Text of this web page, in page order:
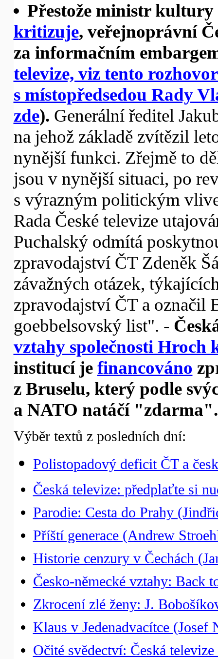
Přestože ministr kultury
kritizuje, veřejnoprávní
za informačním
televize, viz tento
s místopředsedou Rady
zde). Generální ředitel
na jehož základě zvítězil
nynější funkci. Zřejmě to
jsou v nynější situaci, po
s výrazným politickým
Rada České televize
Puchalský odmítá
zpravodajství ČT Zdeněk
závažných otázek,
zpravodajství ČT a označil
goebbelsovský list". -
vztahy společnosti Hroch
institucí je financováno
z Bruselu, který podle
a NATO natáčí "zdarma".
Výběr textů z posledních dní:
Polistopadový deficit ČT a
Česká televize: předplaťte si
Parodie: Cesta do Prahy
Příští generace (Andrew
Historie cenzury v Čechách
Česko-německé vztahy: Back
Zkrocení zlé ženy: J.
Klaus v Jedenadvacítce (Josef
Očité svědectví: Česká